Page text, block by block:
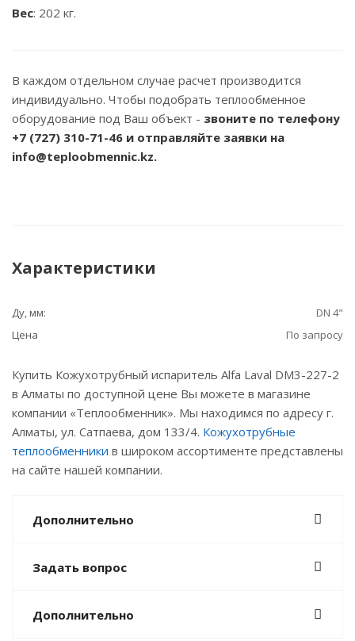
Вес: 202 кг.
В каждом отдельном случае расчет производится
индивидуально. Чтобы подобрать теплообменное
оборудование под Ваш объект - звоните по телефону
+7 (727) 310-71-46 и отправляйте заявки на
info@teploobmennic.kz.
Характеристики
Ду, мм:
DN 4"
Цена
По запросу
Купить Кожухотрубный испаритель Alfa Laval DM3-227-2
в Алматы по доступной цене Вы можете в магазине
компании «Теплообменник». Мы находимся по адресу г.
Алматы, ул. Сатпаева, дом 133/4. Кожухотрубные
теплообменники в широком ассортименте представлены
на сайте нашей компании.
Дополнительно
Задать вопрос
Дополнительно